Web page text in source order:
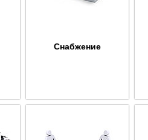
Снабжение